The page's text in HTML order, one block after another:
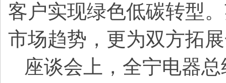
客户实现绿色低碳转型
市场趋势，更为双方拓
座谈会上，全宁电器